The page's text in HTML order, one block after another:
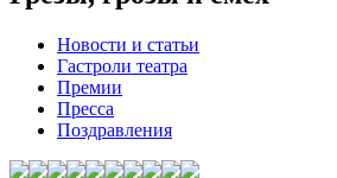
Новости и статьи
Гастроли театра
Премии
Пресса
Поздравления